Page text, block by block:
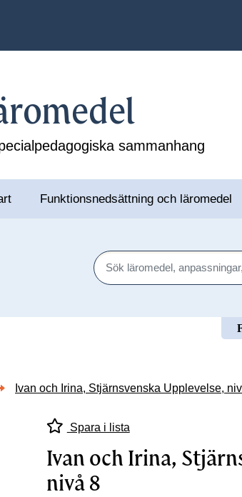
sammanhang
Funktionsnedsättning och läromedel
Sök
Ivan och Irina, Stjärnsvenska Upplevelse,
Spara i lista
Ivan och Irina,
nivå 8